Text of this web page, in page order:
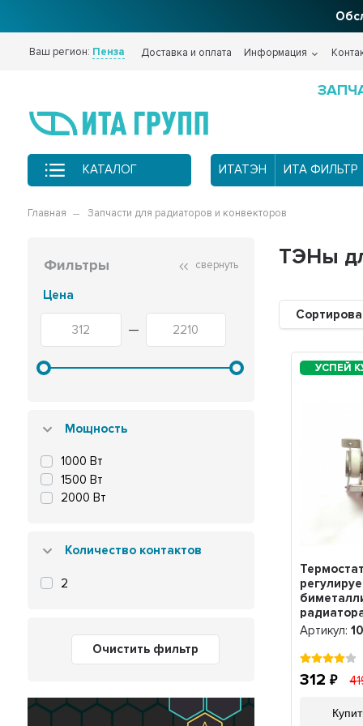
Ваш регион: Пенза Доставка и оплата Информация
КАТАЛОГ ИТАТЭН ИТА ФИЛЬТР
Главная Запчасти для радиаторов и конвекторов
Фильтры свернуть
Цена
—
Мощность
1000 Вт
1500 Вт
2000 Вт
Количество контактов
2
Очистить фильтр
ТЭНы
Термостат
KST 16A,
Артикул:
312